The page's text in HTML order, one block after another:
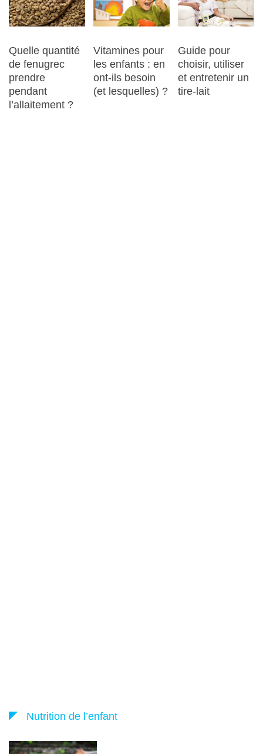
Quelle quantité
de fenugrec
prendre
pendant
l’allaitement ?
Vitamines pour
les enfants : en
ont-ils besoin
(et lesquelles) ?
Guide pour
choisir, utiliser
et entretenir un
tire-lait
Nutrition de l’enfant